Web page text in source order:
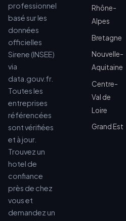
professionnel
basé sur les
données
officielles
Sirene (INSEE)
via
data.gouv.fr.
Toutes les
entreprises
référencées
sont vérifiées
et à jour.
Trouvez un
hotel de
confiance
près de chez
vous et
demandez un
Rhône-
Alpes
Bretagne
Nouvelle-
Aquitaine
Centre-
Val de
Loire
Grand Est